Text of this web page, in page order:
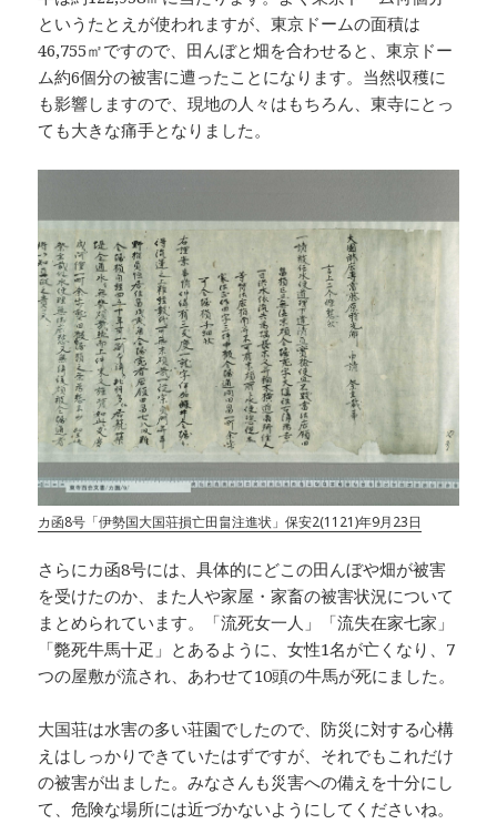
というたとえが使われますが、東京ドームの面積は
46,755㎡ですので、田んぼと畑を合わせると、東京ドー
ム約6個分の被害に遭ったことになります。当然収穫に
も影響しますので、現地の人々はもちろん、東寺にとっ
ても大きな痛手となりました。
カ函8号「伊勢国大国荘損亡田畠注進状」保安2(1121)年9月23日
さらにカ函8号には、具体的にどこの田んぼや畑が被害
を受けたのか、また人や家屋・家畜の被害状況について
まとめられています。「流死女一人」「流失在家七家」
「斃死牛馬十疋」とあるように、女性1名が亡くなり、7
つの屋敷が流され、あわせて10頭の牛馬が死にました。
大国荘は水害の多い荘園でしたので、防災に対する心構
えはしっかりできていたはずですが、それでもこれだけ
の被害が出ました。みなさんも災害への備えを十分にし
て、危険な場所には近づかないようにしてくださいね。